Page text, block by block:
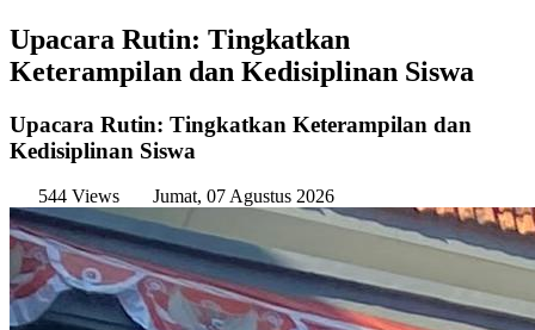
Upacara Rutin: Tingkatkan
Keterampilan dan Kedisiplinan Siswa
Upacara Rutin: Tingkatkan Keterampilan dan
Kedisiplinan Siswa
544 Views Jumat, 07 Agustus 2026